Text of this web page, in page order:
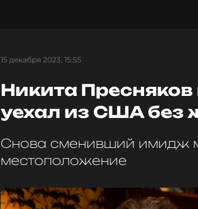
15 декабря 2023, 15:55
Никита
уехал из США без
Снова сменивший имидж
местоположение